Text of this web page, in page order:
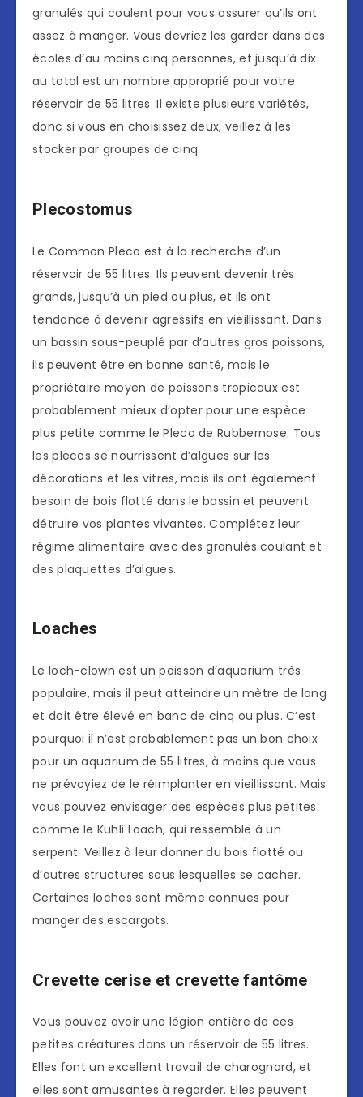
granulés qui coulent pour vous assurer qu’ils ont
assez à manger. Vous devriez les garder dans des
écoles d’au moins cinq personnes, et jusqu’à dix
au total est un nombre approprié pour votre
réservoir de 55 litres. Il existe plusieurs variétés,
donc si vous en choisissez deux, veillez à les
stocker par groupes de cinq.
Plecostomus
Le Common Pleco est à la recherche d’un
réservoir de 55 litres. Ils peuvent devenir très
grands, jusqu’à un pied ou plus, et ils ont
tendance à devenir agressifs en vieillissant. Dans
un bassin sous-peuplé par d’autres gros poissons,
ils peuvent être en bonne santé, mais le
propriétaire moyen de poissons tropicaux est
probablement mieux d’opter pour une espèce
plus petite comme le Pleco de Rubbernose. Tous
les plecos se nourrissent d’algues sur les
décorations et les vitres, mais ils ont également
besoin de bois flotté dans le bassin et peuvent
détruire vos plantes vivantes. Complétez leur
régime alimentaire avec des granulés coulant et
des plaquettes d’algues.
Loaches
Le loch-clown est un poisson d’aquarium très
populaire, mais il peut atteindre un mètre de long
et doit être élevé en banc de cinq ou plus. C’est
pourquoi il n’est probablement pas un bon choix
pour un aquarium de 55 litres, à moins que vous
ne prévoyiez de le réimplanter en vieillissant. Mais
vous pouvez envisager des espèces plus petites
comme le Kuhli Loach, qui ressemble à un
serpent. Veillez à leur donner du bois flotté ou
d’autres structures sous lesquelles se cacher.
Certaines loches sont même connues pour
manger des escargots.
Crevette cerise et crevette fantôme
Vous pouvez avoir une légion entière de ces
petites créatures dans un réservoir de 55 litres.
Elles font un excellent travail de charognard, et
elles sont amusantes à regarder. Elles peuvent